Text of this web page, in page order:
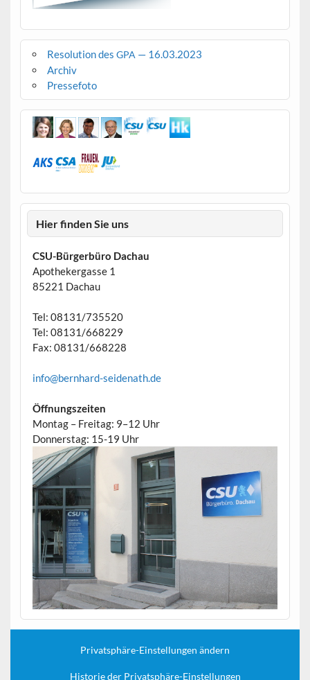
Resolution des GPA — 16.03.2023
Archiv
Pressefoto
Hier finden Sie uns
CSU-Bürgerbüro Dachau
Apothekergasse 1
85221 Dachau
Tel: 08131/735520
Tel: 08131/668229
Fax: 08131/668228
info@bernhard-seidenath.de
Öffnungszeiten
Montag – Freitag: 9–12 Uhr
Donnerstag: 15-19 Uhr
Privatsphäre-Einstellungen ändern
Historie der Privatsphäre-Einstellungen